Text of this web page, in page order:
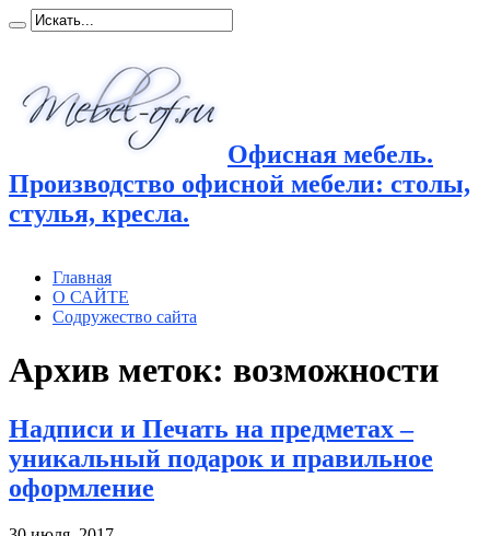
Офисная мебель.
Производство офисной мебели: столы,
стулья, кресла.
Главная
О САЙТЕ
Содружество сайта
Архив меток: возможности
Надписи и Печать на предметах –
уникальный подарок и правильное
оформление